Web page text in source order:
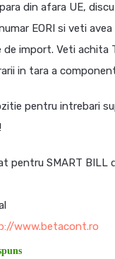
din afara UE,
EORI si veti
de import. Veti achita
in tara a
pentru intrebari
pentru SMART BILL
www.betacont.ro